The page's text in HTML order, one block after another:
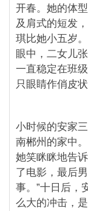
开春。她的体
及肩式的短发
琪比她小五岁
眼中，二女儿
一直稳定在班
只眼睛作俏皮
小时候的安家
南郴州的家中
她笑眯眯地告
了电影，最后
事。”十日后，
么大的冲击，